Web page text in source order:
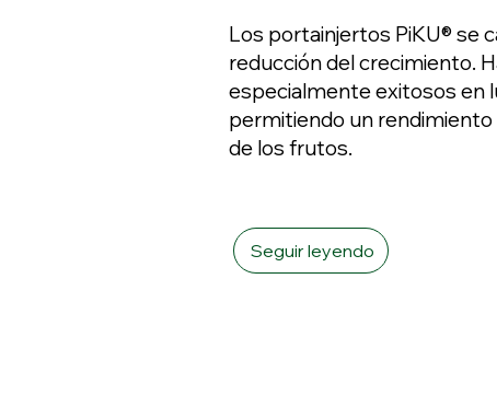
Los portainjertos PiKU® se
reducción del crecimiento.
especialmente exitosos en
permitiendo un
de los frutos.
Seguir leyendo